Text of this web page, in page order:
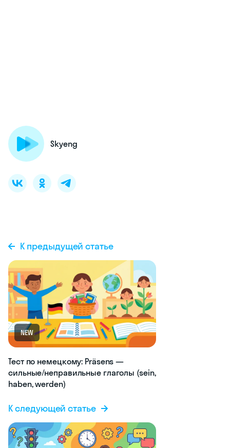
Skyeng
К предыдущей статье
NEW
Тест по немецкому: Präsens —
сильные/неправильные глаголы (sein,
haben, werden)
К следующей статье